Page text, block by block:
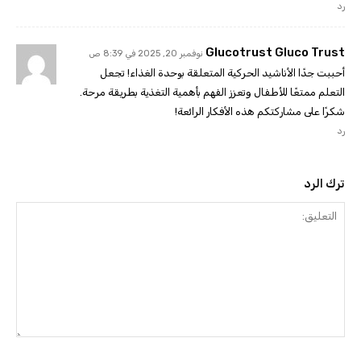
رد
Glucotrust Gluco Trust نوفمبر 20, 2025 في 8:39 ص
أحببت جدًا الأناشيد الحركية المتعلقة بوحدة الغذاء! تجعل
التعلم ممتعًا للأطفال وتعزز الفهم بأهمية التغذية بطريقة مرحة.
شكرًا على مشاركتكم هذه الأفكار الرائعة!
رد
ترك الرد